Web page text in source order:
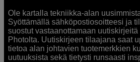
Ole kartalla tekniikka-alan
Syöttämällä sähköpostiosoitteesi ja
suostut vastaanottamaan
Photolta. Uutiskirjeen tilaajana saat
tietoa alan johtavien tuotemerkkien
uutuuksista sekä tietysti runsaasti